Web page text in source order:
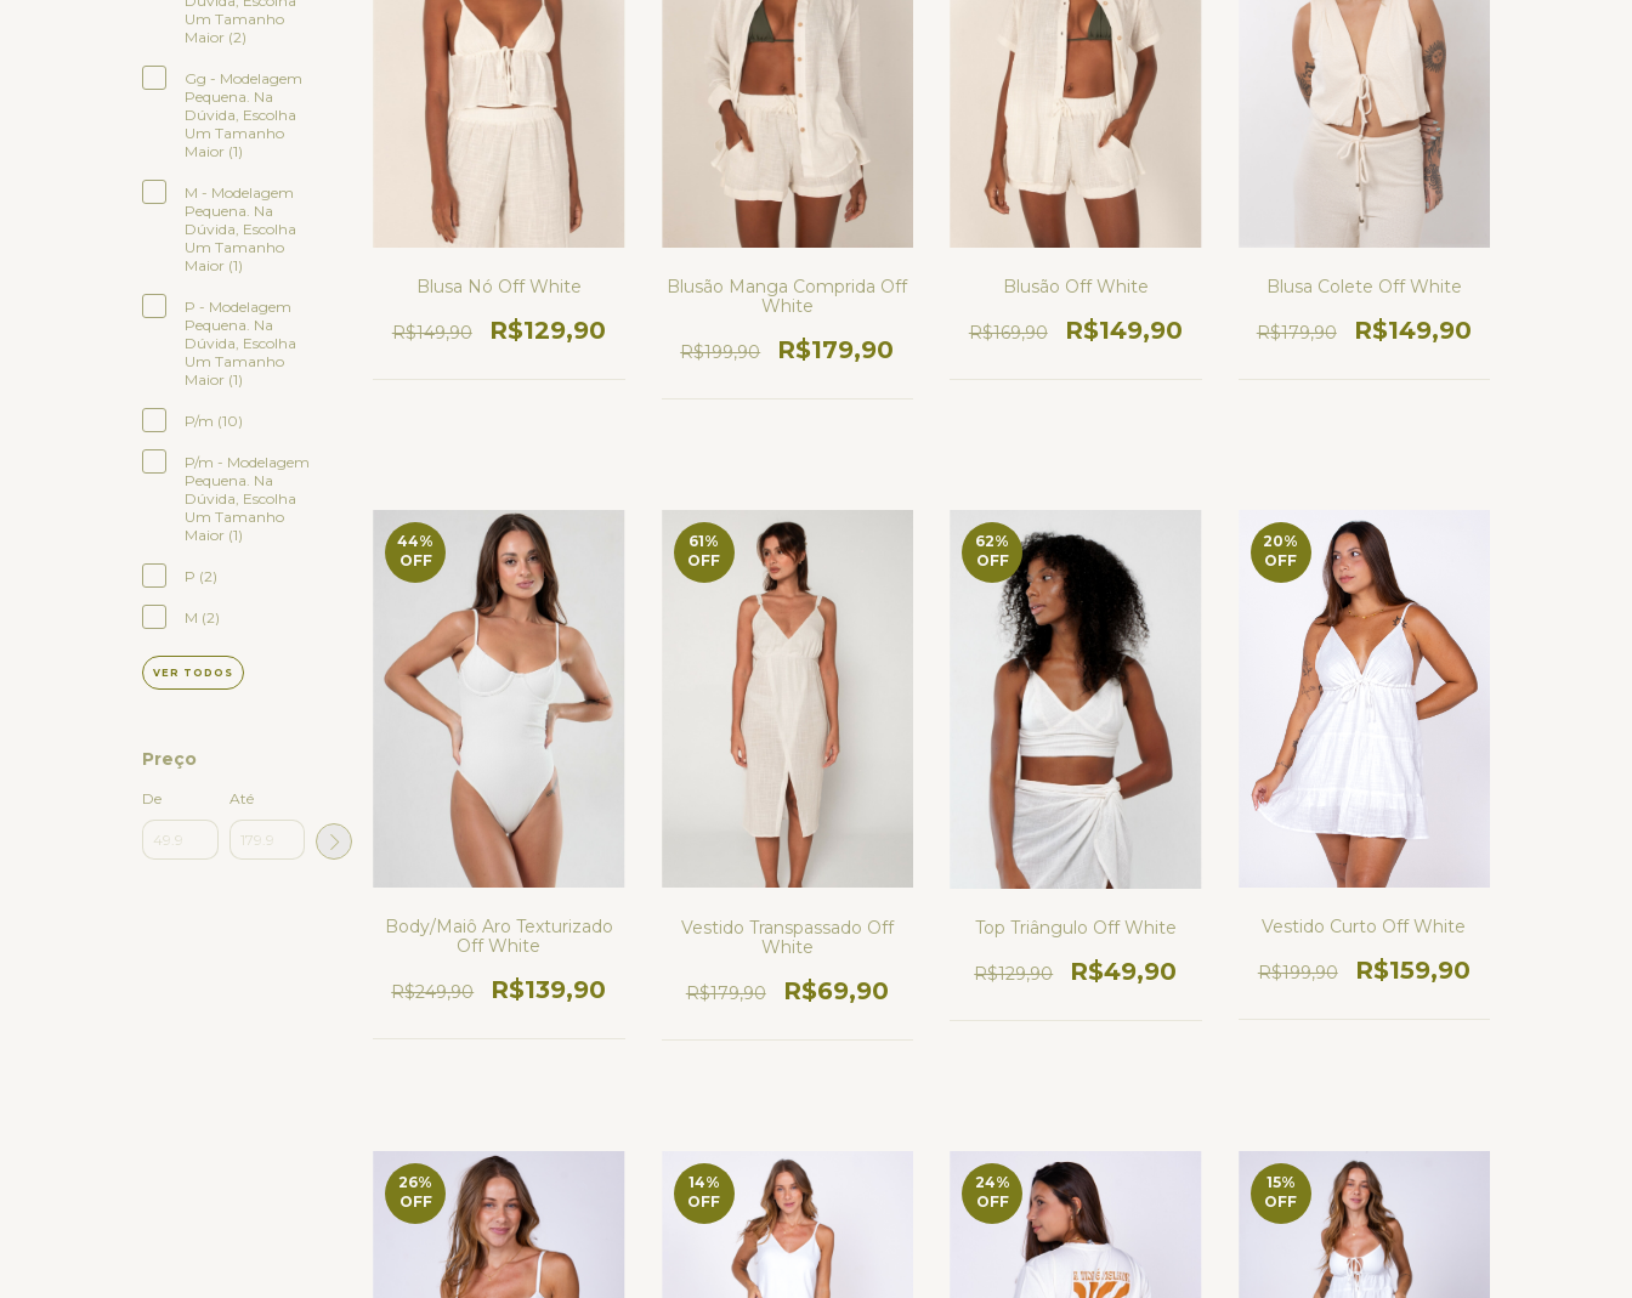
Um Tamanho
Maior (2)
Gg - Modelagem
Pequena. Na
Dúvida, Escolha
Um Tamanho
Maior (1)
M - Modelagem
Pequena. Na
Dúvida, Escolha
Um Tamanho
Maior (1)
P - Modelagem
Pequena. Na
Dúvida, Escolha
Um Tamanho
Maior (1)
P/m (10)
P/m - Modelagem
Pequena. Na
Dúvida, Escolha
Um Tamanho
Maior (1)
P (2)
M (2)
VER TODOS
Preço
De Até
Blusa Nó Off White
R$149,90 R$129,90
Blusão Manga Comprida Off
White
R$199,90 R$179,90
Blusão Off White
R$169,90 R$149,90
Blusa Colete Off White
R$179,90 R$149,90
44%
OFF
Body/Maiô Aro Texturizado
Off White
R$249,90 R$139,90
61%
OFF
Vestido Transpassado Off
White
R$179,90 R$69,90
62%
OFF
Top Triângulo Off White
R$129,90 R$49,90
20%
OFF
Vestido Curto Off White
R$199,90 R$159,90
26%
OFF
14%
OFF
24%
OFF
15%
OFF